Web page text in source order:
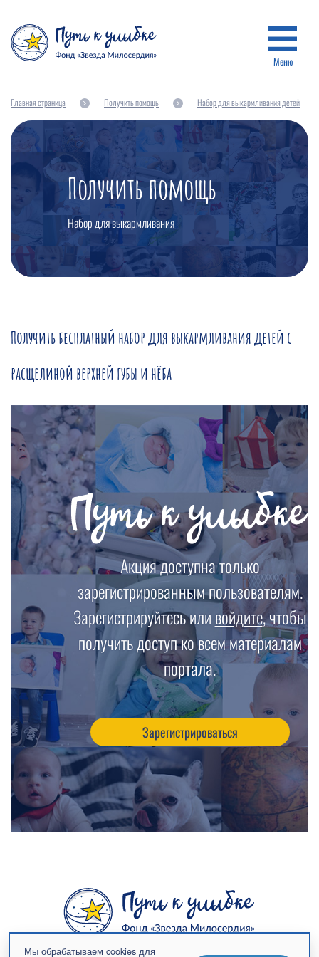
Меню
Главная страница Получить помощь Набор для выкармливания детей
Получить помощь
Набор для выкармливания
Получить бесплатный набор для выкармливания детей с
расщелиной верхней губы и нёба
Акция доступна только
зарегистрированным пользователям.
Зарегистрируйтесь иливойдите, чтобы
получить доступ ко всем материалам
портала.
Зарегистрироваться
Мы обрабатываем cookies для